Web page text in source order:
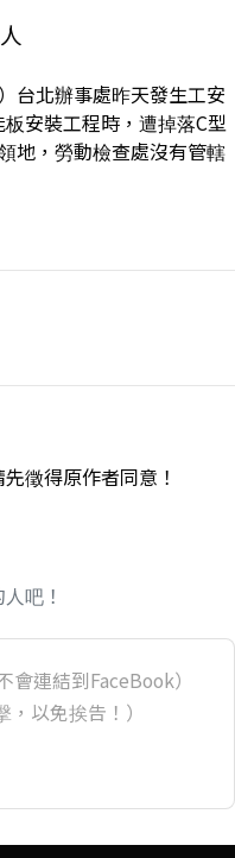
台北辦事處昨天發生工安
安裝工程時，遭掉落C型
地，勞動檢查處沒有管轄
徵得原作者同意！
吧！
會連結到FaceBook）
，以免挨告！）